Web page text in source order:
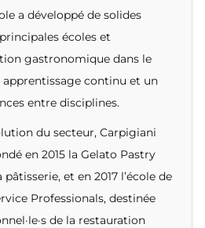
a développé de solides
écoles et
gastronomique dans le
continu et un
entre disciplines.
du secteur, Carpigiani
en 2015 la Gelato Pastry
et en 2017 l’école de
Professionals, destinée
de la restauration